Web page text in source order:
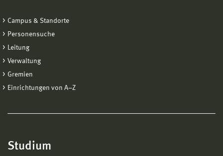
Campus & Standorte
Personensuche
Leitung
Verwaltung
Gremien
Einrichtungen von A−Z
Studium